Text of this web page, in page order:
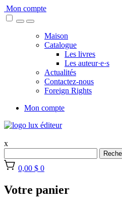
Skip
to
Mon compte
Maison
Catalogue
Les livres
Les auteur·e·s
Actualités
Contactez-nous
Foreign Rights
Mon compte
x
0,00 $ 0
Votre panier